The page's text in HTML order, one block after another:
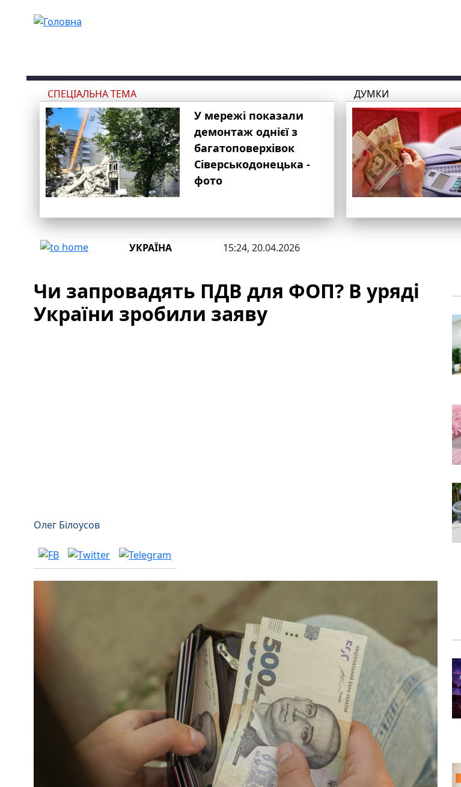
СПЕЦІАЛЬНА ТЕМА
У мережі показали
демонтаж однієї з
багатоповерхівок
Сіверськодонецька -
фото
ДУМКИ
УКРАЇНА 15:24, 20.04.2026
Чи запровадять ПДВ для ФОП? В уряді
України зробили заяву
Олег Білоусов